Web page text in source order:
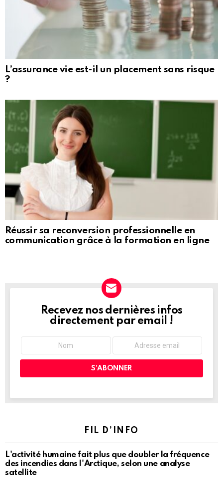
L’assurance vie est-il un placement sans risque
?
Réussir sa reconversion professionnelle en
communication grâce à la formation en ligne
NEWSLETTER
Recevez nos dernières infos
directement par email !
FIL D’INFO
L'activité humaine fait plus que doubler la fréquence
des incendies dans l'Arctique, selon une analyse
satellite